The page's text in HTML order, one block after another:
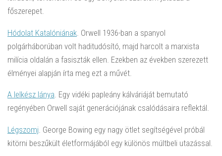
főszerepet.
Hódolat Katalóniának . Orwell 1936-ban a spanyol
polgárháborúban volt haditudósító, majd harcolt a marxista
milícia oldalán a fasiszták ellen. Ezekben az években szerezett
élményei alapján írta meg ezt a művét.
A lelkész lánya. Egy vidéki papleány kálváriáját bemutató
regényében Orwell saját generációjának csalódásaira reflektál.
Légszomj. George Bowing egy nagy ötlet segítségével próbál
kitörni beszűkült életformájából egy különös múltbeli utazással.